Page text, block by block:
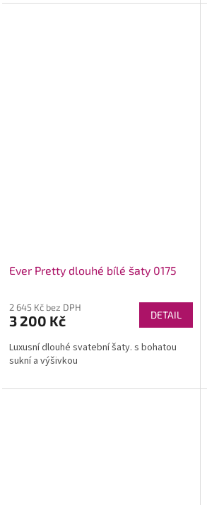
Ever Pretty dlouhé bílé šaty 0175
2 645 Kč bez DPH
3 200 Kč DETAIL
Luxusní dlouhé svatební šaty. s bohatou
sukní a výšivkou